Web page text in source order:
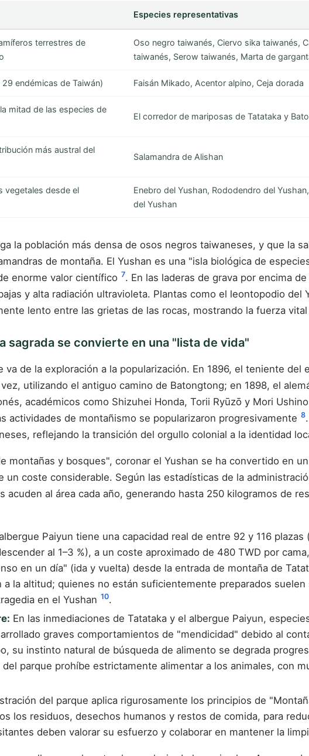
Especies representativas
terrestres de
Oso negro taiwanés, Ciervo sika taiwanés,
taiwanés, Serow taiwanés, Marta de
endémicas de Taiwán) Faisán Mikado, Acentor alpino, Ceja dorada
mitad de las especies de
El corredor de mariposas de Tatataka y
más austral del
Salamandra de Alishan
vegetales desde el
Enebro del Yushan, Rododendro del
del Yushan
la población más densa de osos negros taiwaneses, y que la
de montaña. El Yushan es una "isla biológica de
enorme valor científico 7. En las laderas de grava por encima
y alta radiación ultravioleta. Plantas como el leontopodio del
lento entre las grietas de las rocas, mostrando la fuerza
sagrada se convierte en una "lista de vida"
de la exploración a la popularización. En 1896, el teniente del
utilizando el antiguo camino de Batongtong; en 1898, el
académicos como Shizuhei Honda, Torii Ryūzō y Mori
actividades de montañismo se popularizaron progresivamente 8
reflejando la transición del orgullo colonial a la identidad
montañas y bosques", coronar el Yushan se ha convertido en
coste considerable. Según las estadísticas de la
al área cada año, generando hasta 250 kilogramos de
Paiyun tiene una capacidad real de entre 92 y 116
al 1–3 %), a un coste aproximado de 480 TWD por
en un día" (ida y vuelta) desde la entrada de montaña de
la altitud; quienes no están suficientemente preparados
en el Yushan 10.
En las inmediaciones de Tatataka y el albergue Paiyun,
graves comportamientos de "mendicidad" debido al
su instinto natural de búsqueda de alimento se degrada
parque prohíbe estrictamente alimentar a los animales, con
del parque aplica rigurosamente los principios de
los residuos, desechos humanos y restos de comida, para
deben valorar su esfuerzo y colaborar en mantener la